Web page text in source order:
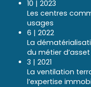
10 | 2023
Les centres
usages
6 | 2022
La
du métier
3 | 2021
La ventilation
l’expertise